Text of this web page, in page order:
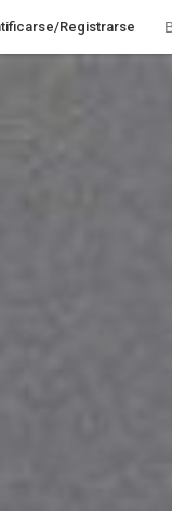
Registrarse